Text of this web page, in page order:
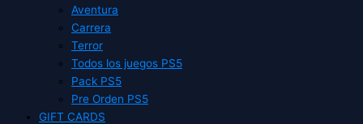
Aventura
Carrera
Terror
Todos los juegos PS5
Pack PS5
Pre Orden PS5
GIFT CARDS